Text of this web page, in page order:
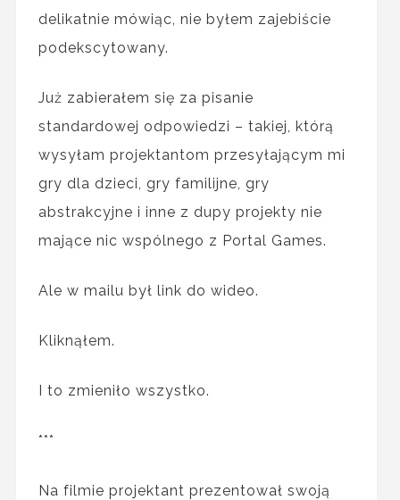
delikatnie mówiąc, nie byłem zajebiście
podekscytowany.
Już zabierałem się za pisanie
standardowej odpowiedzi – takiej, którą
wysyłam projektantom przesyłającym mi
gry dla dzieci, gry familijne, gry
abstrakcyjne i inne z dupy projekty nie
mające nic wspólnego z Portal Games.
Ale w mailu był link do wideo.
Kliknąłem.
I to zmieniło wszystko.
***
Na filmie projektant prezentował swoją